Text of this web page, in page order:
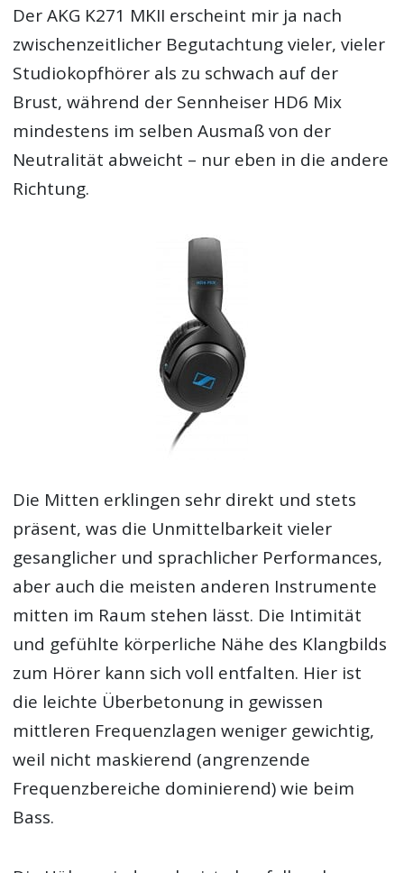
Der AKG K271 MKII erscheint mir ja nach
zwischenzeitlicher Begutachtung vieler, vieler
Studiokopfhörer als zu schwach auf der
Brust, während der Sennheiser HD6 Mix
mindestens im selben Ausmaß von der
Neutralität abweicht – nur eben in die andere
Richtung.
Die Mitten erklingen sehr direkt und stets
präsent, was die Unmittelbarkeit vieler
gesanglicher und sprachlicher Performances,
aber auch die meisten anderen Instrumente
mitten im Raum stehen lässt. Die Intimität
und gefühlte körperliche Nähe des Klangbilds
zum Hörer kann sich voll entfalten. Hier ist
die leichte Überbetonung in gewissen
mittleren Frequenzlagen weniger gewichtig,
weil nicht maskierend (angrenzende
Frequenzbereiche dominierend) wie beim
Bass.